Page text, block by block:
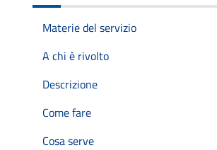
Materie del servizio
A chi è rivolto
Descrizione
Come fare
Cosa serve